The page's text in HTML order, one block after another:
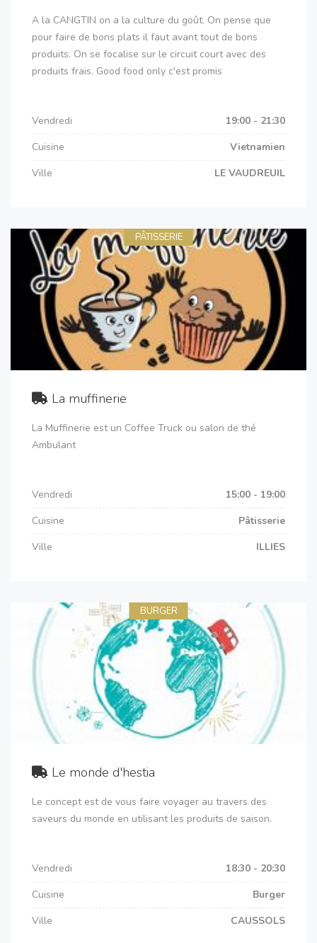
A la CANGTIN on a la culture du goût. On pense que
pour faire de bons plats il faut avant tout de bons
produits. On se focalise sur le circuit court avec des
produits frais. Good food only c'est promis
Vendredi
19:00 - 21:30
Cuisine
Vietnamien
Ville
LE VAUDREUIL
PÂTISSERIE
La muffinerie
La Muffinerie est un Coffee Truck ou salon de thé
Ambulant
Vendredi
15:00 - 19:00
Cuisine
Pâtisserie
Ville
ILLIES
BURGER
Le monde d'hestia
Le concept est de vous faire voyager au travers des
saveurs du monde en utilisant les produits de saison.
Vendredi
18:30 - 20:30
Cuisine
Burger
Ville
CAUSSOLS